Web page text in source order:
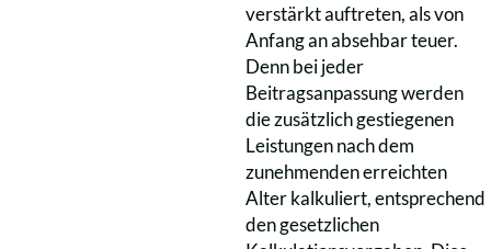
verstärkt auftreten, als von
Anfang an absehbar teuer.
Denn bei jeder
Beitragsanpassung werden
die zusätzlich gestiegenen
Leistungen nach dem
zunehmenden erreichten
Alter kalkuliert, entsprechend
den gesetzlichen